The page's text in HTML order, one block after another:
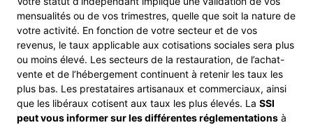
mensualités ou de vos trimestres, quelle que soit la nature de
votre activité. En fonction de votre secteur et de vos
revenus, le taux applicable aux cotisations sociales sera plus
ou moins élevé. Les secteurs de la restauration, de l’achat-
vente et de l’hébergement continuent à retenir les taux les
plus bas. Les prestataires artisanaux et commerciaux, ainsi
que les libéraux cotisent aux taux les plus élevés. La SSI
peut vous informer sur les différentes réglementations à